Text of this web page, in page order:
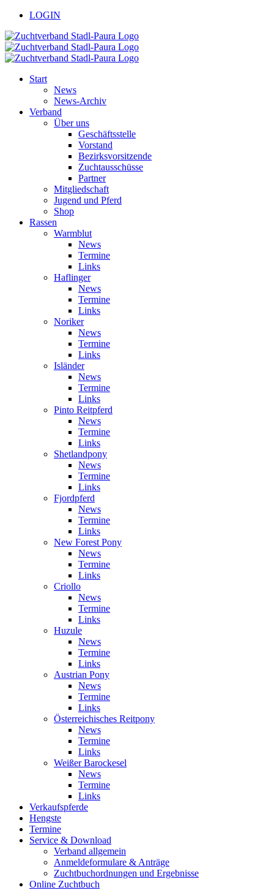
Zum
springen
facebook
youtubeLOGIN
Start
News
News-Archiv
Verband
Über uns
Geschäftsstelle
Vorstand
Bezirksvorsitzende
Zuchtausschüsse
Partner
Mitgliedschaft
Jugend und Pferd
Shop
Rassen
Warmblut
News
Termine
Links
Haflinger
News
Termine
Links
Noriker
News
Termine
Links
Isländer
News
Termine
Links
Pinto Reitpferd
News
Termine
Links
Shetlandpony
News
Termine
Links
Fjordpferd
News
Termine
Links
New Forest Pony
News
Termine
Links
Criollo
News
Termine
Links
Huzule
News
Termine
Links
Austrian Pony
News
Termine
Links
Österreichisches Reitpony
News
Termine
Links
Weißer Barockesel
News
Termine
Links
Verkaufspferde
Hengste
Termine
Service & Download
Verband allgemein
Anmeldeformulare & Anträge
Zuchtbuchordnungen und Ergebnisse
Online Zuchtbuch